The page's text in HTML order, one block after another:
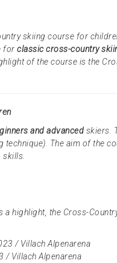
skiing course for
for classic cross-country
of the course is the
and advanced skiers.
The aim of the
highlight, the Cross-
/ Villach Alpenarena
/ Villach Alpenarena